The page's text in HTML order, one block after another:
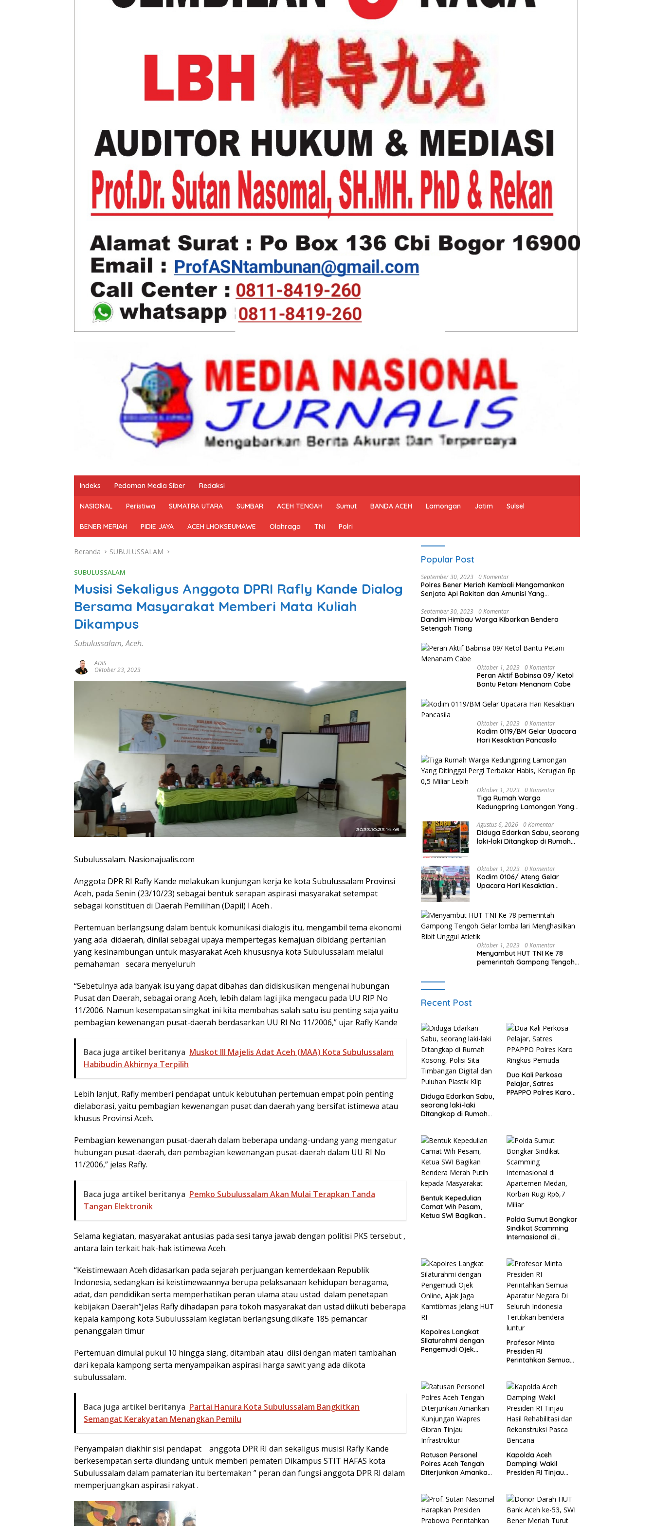
Indeks Pedoman Media Siber Redaksi
NASIONAL Peristiwa SUMATRA UTARA SUMBAR ACEH TENGAH Sumut BANDA ACEH Lamongan Jatim Sulsel
BENER MERIAH PIDIE JAYA ACEH LHOKSEUMAWE Olahraga TNI Polri
Beranda SUBULUSSALAM
SUBULUSSALAM
Musisi Sekaligus Anggota DPRI Rafly Kande Dialog
Bersama Masyarakat Memberi Mata Kuliah
Dikampus
Subulussalam, Aceh.
ADIS
Oktober 23, 2023
Subulussalam. Nasionajualis.com
Anggota DPR RI Rafly Kande melakukan kunjungan kerja ke kota Subulussalam Provinsi
Aceh, pada Senin (23/10/23) sebagai bentuk serapan aspirasi masyarakat setempat
sebagai konstituen di Daerah Pemilihan (Dapil) l Aceh .
Pertemuan berlangsung dalam bentuk komunikasi dialogis itu, mengambil tema ekonomi
yang ada didaerah, dinilai sebagai upaya mempertegas kemajuan dibidang pertanian
yang kesinambungan untuk masyarakat Aceh khususnya kota Subulussalam melalui
pemahaman secara menyeluruh
“Sebetulnya ada banyak isu yang dapat dibahas dan didiskusikan mengenai hubungan
Pusat dan Daerah, sebagai orang Aceh, lebih dalam lagi jika mengacu pada UU RIP No
11/2006. Namun kesempatan singkat ini kita membahas salah satu isu penting saja yaitu
pembagian kewenangan pusat-daerah berdasarkan UU RI No 11/2006,” ujar Rafly Kande
Baca juga artikel beritanya Muskot lll Majelis Adat Aceh (MAA) Kota Subulussalam
Habibudin Akhirnya Terpilih
Lebih lanjut, Rafly memberi pendapat untuk kebutuhan pertemuan empat poin penting
dielaborasi, yaitu pembagian kewenangan pusat dan daerah yang bersifat istimewa atau
khusus Provinsi Aceh.
Pembagian kewenangan pusat-daerah dalam beberapa undang-undang yang mengatur
hubungan pusat-daerah, dan pembagian kewenangan pusat-daerah dalam UU RI No
11/2006,” jelas Rafly.
Baca juga artikel beritanya Pemko Subulussalam Akan Mulai Terapkan Tanda
Tangan Elektronik
Selama kegiatan, masyarakat antusias pada sesi tanya jawab dengan politisi PKS tersebut ,
antara lain terkait hak-hak istimewa Aceh.
“Keistimewaan Aceh didasarkan pada sejarah perjuangan kemerdekaan Republik
Indonesia, sedangkan isi keistimewaannya berupa pelaksanaan kehidupan beragama,
adat, dan pendidikan serta memperhatikan peran ulama atau ustad dalam penetapan
kebijakan Daerah”Jelas Rafly dihadapan para tokoh masyarakat dan ustad diikuti beberapa
kepala kampong kota Subulussalam kegiatan berlangsung.dikafe 185 pemancar
penanggalan timur
Pertemuan dimulai pukul 10 hingga siang, ditambah atau diisi dengan materi tambahan
dari kepala kampong serta menyampaikan aspirasi harga sawit yang ada dikota
subulussalam.
Baca juga artikel beritanya Partai Hanura Kota Subulussalam Bangkitkan
Semangat Kerakyatan Menangkan Pemilu
Penyampaian diakhir sisi pendapat anggota DPR RI dan sekaligus musisi Rafly Kande
berkesempatan serta diundang untuk memberi pemateri Dikampus STIT HAFAS kota
Subulussalam dalam pamaterian itu bertemakan ” peran dan fungsi anggota DPR RI dalam
memperjuangkan aspirasi rakyat .
Popular Post
September 30, 2023 0 Komentar
Polres Bener Meriah Kembali Mengamankan
Senjata Api Rakitan dan Amunisi Yang
September 30, 2023 0 Komentar
Dandim Himbau Warga Kibarkan Bendera
Setengah Tiang
Oktober 1, 2023 0 Komentar
Peran Aktif Babinsa 09/ Ketol
Bantu Petani Menanam Cabe
Oktober 1, 2023 0 Komentar
Kodim 0119/BM Gelar Upacara
Hari Kesaktian Pancasila
Oktober 1, 2023 0 Komentar
Tiga Rumah Warga
Kedungpring Lamongan Yang
Kerugian Rp 0,5 Miliar Lebih
Agustus 6, 2026 0 Komentar
Diduga Edarkan Sabu, seorang
laki-laki Ditangkap di Rumah
Oktober 1, 2023 0 Komentar
Kodim 0106/ Ateng Gelar
Upacara Hari Kesaktian
Oktober 1, 2023 0 Komentar
Menyambut HUT TNI Ke 78
pemerintah Gampong Tengoh
Recent Post
Diduga Edarkan Sabu,
seorang laki-laki
Ditangkap di Rumah
dan Puluhan Plastik
Klip
Dua Kali Perkosa
Pelajar, Satres
PPAPPO Polres Karo
Bentuk Kepedulian
Camat Wih Pesam,
Ketua SWI Bagikan
Polda Sumut Bongkar
Sindikat Scamming
Internasional di
Miliar
Kapolres Langkat
Silaturahmi dengan
Pengemudi Ojek
Profesor Minta
Presiden RI
Perintahkan Semua
Tertibkan bendera
luntur
Ratusan Personel
Polres Aceh Tengah
Diterjunkan Amankan
Infrastruktur
Kapolda Aceh
Dampingi Wakil
Presiden RI Tinjau
Bencana